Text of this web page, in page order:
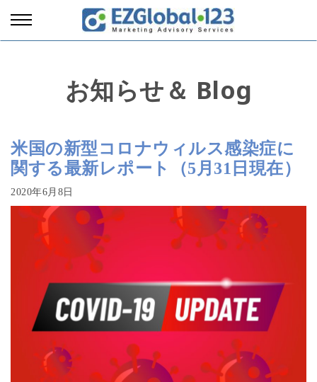
お知らせ＆ Blog
米国の新型コロナウィルス感染症に
関する最新レポート（5月31日現在）